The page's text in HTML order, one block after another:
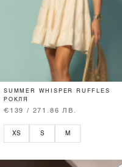
SUMMER WHISPER RUFFLES
РОКЛЯ
€139 / 271.86 ЛВ.
XS S M